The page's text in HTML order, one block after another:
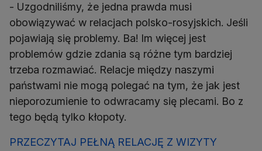
- Uzgodniliśmy, że jedna prawda musi
obowiązywać w relacjach polsko-rosyjskich. Jeśli
pojawiają się problemy. Ba! Im więcej jest
problemów gdzie zdania są różne tym bardziej
trzeba rozmawiać. Relacje między naszymi
państwami nie mogą polegać na tym, że jak jest
nieporozumienie to odwracamy się plecami. Bo z
tego będą tylko kłopoty.
PRZECZYTAJ PEŁNĄ RELACJĘ Z WIZYTY